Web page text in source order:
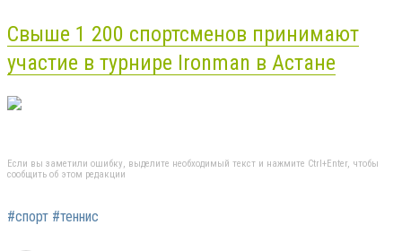
Свыше 1 200 спортсменов принимают
участие в турнире Ironman в Астане
Если вы заметили ошибку, выделите необходимый текст и нажмите Ctrl+Enter, чтобы
сообщить об этом редакции
#спорт #теннис